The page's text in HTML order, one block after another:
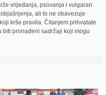
vrijeđanja, psovanja i vulgaran
ali to ne obavezuje
krše pravila. Čitanjem prihvatate
biti pronađeni sadržaji koji mogu